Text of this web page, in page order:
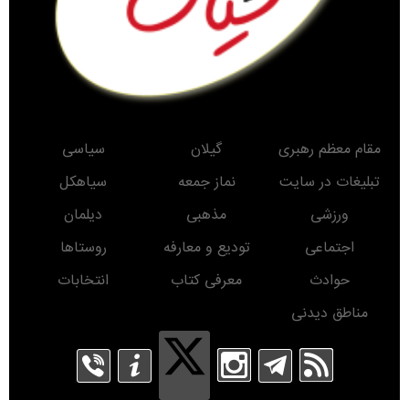
مقام معظم رهبری گیلان
سیاسی
تبلیغات در سایت
نماز جمعه
سیاهکل
ورزشی
مذهبی
دیلمان
اجتماعی
تودیع و معارفه
روستاها
حوادث
معرفی کتاب
انتخابات
مناطق دیدنی